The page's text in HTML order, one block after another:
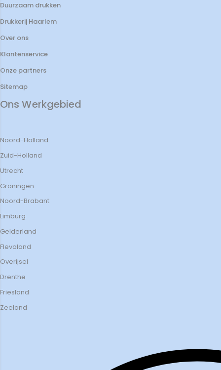
Duurzaam drukken
Drukkerij Haarlem
Over ons
Klantenservice
Onze partners
Sitemap
Ons Werkgebied
Noord-Holland
Zuid-Holland
Utrecht
Groningen
Noord-Brabant
Limburg
Gelderland
Flevoland
Overijsel
Drenthe
Friesland
Zeeland